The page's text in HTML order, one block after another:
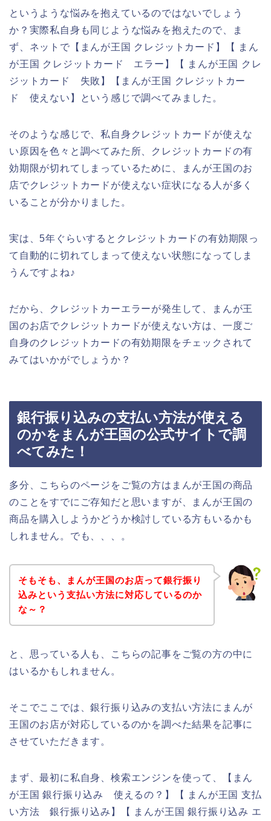
というような悩みを抱えているのではないでしょう
か？実際私自身も同じような悩みを抱えたので、ま
ず、ネットで【まんが王国 クレジットカード】【 まん
が王国 クレジットカード エラー】【 まんが王国 クレ
ジットカード 失敗】【まんが王国 クレジットカー
ド 使えない】という感じで調べてみました。
そのような感じで、私自身クレジットカードが使えな
い原因を色々と調べてみた所、クレジットカードの有
効期限が切れてしまっているために、まんが王国のお
店でクレジットカードが使えない症状になる人が多く
いることが分かりました。
実は、5年ぐらいするとクレジットカードの有効期限っ
て自動的に切れてしまって使えない状態になってしま
うんですよね♪
だから、クレジットカーエラーが発生して、まんが王
国のお店でクレジットカードが使えない方は、一度ご
自身のクレジットカードの有効期限をチェックされて
みてはいかがでしょうか？
銀行振り込みの支払い方法が使える
のかをまんが王国の公式サイトで調
べてみた！
多分、こちらのページをご覧の方はまんが王国の商品
のことをすでにご存知だと思いますが、まんが王国の
商品を購入しようかどうか検討している方もいるかも
しれません。でも、、、。
そもそも、まんが王国のお店って銀行振り
込みという支払い方法に対応しているのか
な～？
と、思っている人も、こちらの記事をご覧の方の中に
はいるかもしれません。
そこでここでは、銀行振り込みの支払い方法にまんが
王国のお店が対応しているのかを調べた結果を記事に
させていただきます。
まず、最初に私自身、検索エンジンを使って、【まん
が王国 銀行振り込み 使えるの？】【 まんが王国 支払
い方法 銀行振り込み】【 まんが王国 銀行振り込み エ